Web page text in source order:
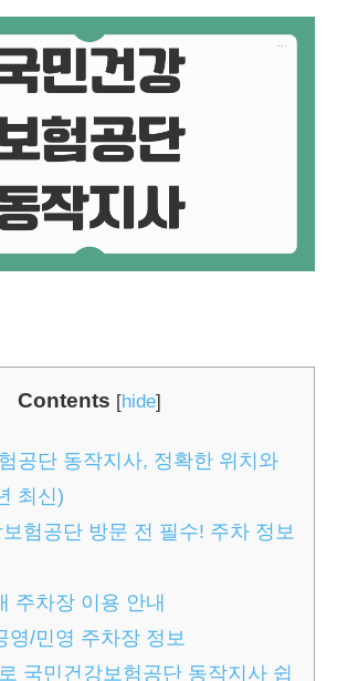
Contents [hide]
공단 동작지사, 정확한 위치와
최신)
험공단 방문 전 필수! 주차 정보
주차장 이용 안내
영/민영 주차장 정보
국민건강보험공단 동작지사 쉽